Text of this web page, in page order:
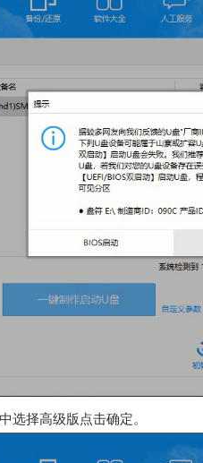
选择高级版点击确定。